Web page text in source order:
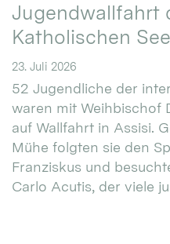
Jugendwallfahrt
Katholischen
23. Juli 2026
52 Jugendliche der
waren mit Weihbischof
auf Wallfahrt in Assisi.
Mühe folgten sie den
Franziskus und
Carlo Acutis, der viele